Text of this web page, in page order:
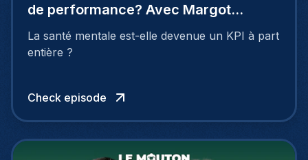
de performance? Avec Margot
Wuillaume
La santé mentale est-elle devenue un KPI à part
entière ?
Check episode